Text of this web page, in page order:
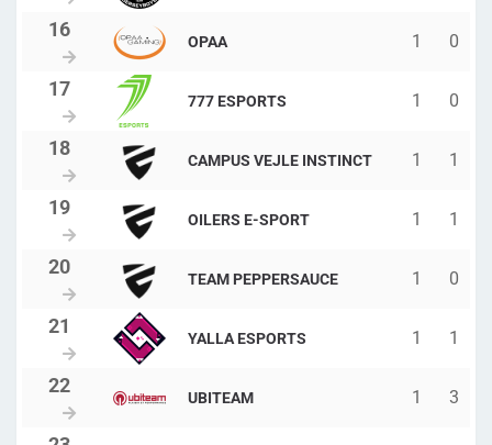
OPAA 1 0
777 ESPORTS 1 0
CAMPUS VEJLE INSTINCT 1 1
OILERS E-SPORT 1 1
TEAM PEPPERSAUCE 1 0
YALLA ESPORTS 1 1
UBITEAM 1 3